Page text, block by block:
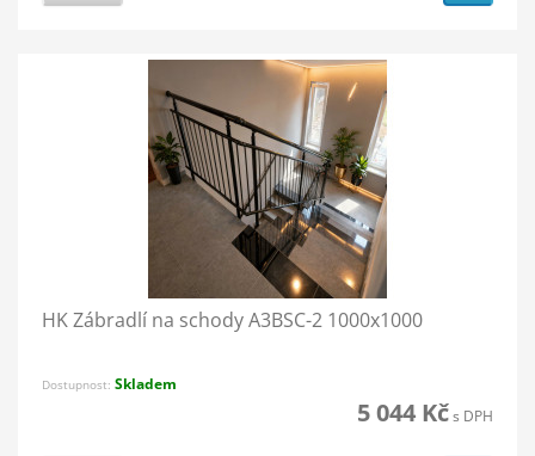
HK Zábradlí na schody A3BSC-2 1000x1000
Dostupnost: Skladem
5 044 Kčs DPH